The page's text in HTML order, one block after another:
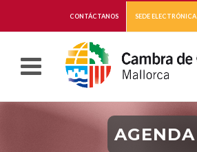
CONTÁCTANOS SEDE ELECTRÓNICA
AGENDA